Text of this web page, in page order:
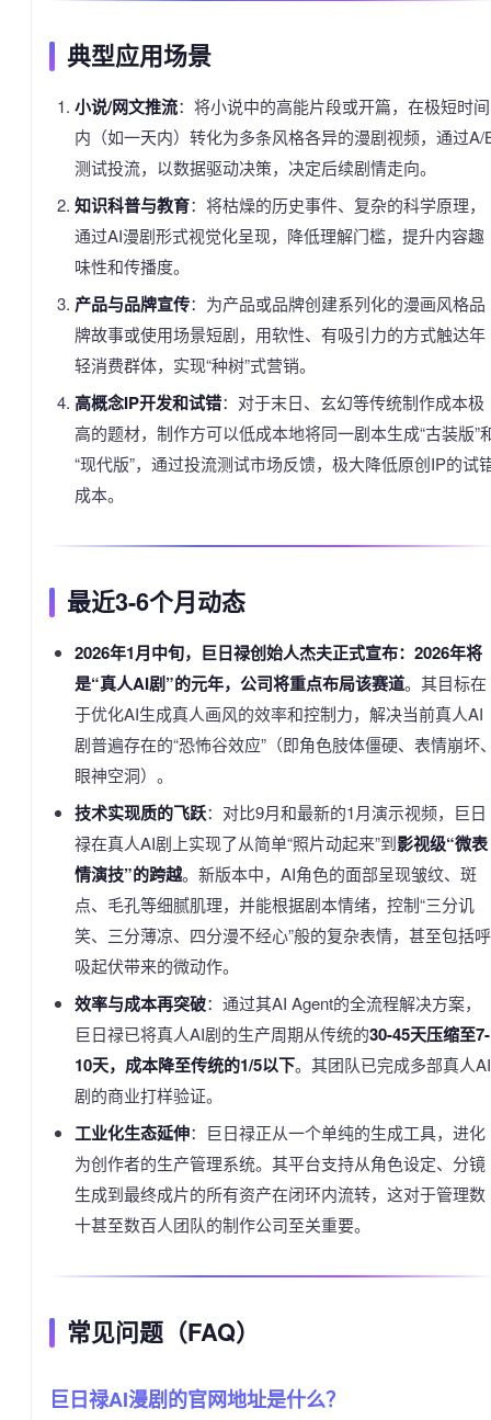
典型应用场景
小说/网文推流：将小说中的高能片段或开篇，在极短时间
内（如一天内）转化为多条风格各异的漫剧视频，通过A/
测试投流，以数据驱动决策，决定后续剧情走向。
知识科普与教育：将枯燥的历史事件、复杂的科学原理，
通过AI漫剧形式视觉化呈现，降低理解门槛，提升内容趣
味性和传播度。
产品与品牌宣传：为产品或品牌创建系列化的漫画风格品
牌故事或使用场景短剧，用软性、有吸引力的方式触达年
轻消费群体，实现“种树”式营销。
高概念IP开发和试错：对于末日、玄幻等传统制作成本极
高的题材，制作方可以低成本地将同一剧本生成“古装版”
“现代版”，通过投流测试市场反馈，极大降低原创IP的试
成本。
最近3-6个月动态
2026年1月中旬，巨日禄创始人杰夫正式宣布：2026年将
是“真人AI剧”的元年，公司将重点布局该赛道。其目标在
于优化AI生成真人画风的效率和控制力，解决当前真人AI
剧普遍存在的“恐怖谷效应”（即角色肢体僵硬、表情崩坏
眼神空洞）。
技术实现质的飞跃：对比9月和最新的1月演示视频，巨日
禄在真人AI剧上实现了从简单“照片动起来”到影视级“微表
情演技”的跨越。新版本中，AI角色的面部呈现皱纹、斑
点、毛孔等细腻肌理，并能根据剧本情绪，控制“三分讥
笑、三分薄凉、四分漫不经心”般的复杂表情，甚至包括呼
吸起伏带来的微动作。
效率与成本再突破：通过其AI Agent的全流程解决方案，
巨日禄已将真人AI剧的生产周期从传统的30-45天压缩至7-
10天，成本降至传统的1/5以下。其团队已完成多部真人AI
剧的商业打样验证。
工业化生态延伸：巨日禄正从一个单纯的生成工具，进化
为创作者的生产管理系统。其平台支持从角色设定、分镜
生成到最终成片的所有资产在闭环内流转，这对于管理数
十甚至数百人团队的制作公司至关重要。
常见问题（FAQ）
巨日禄AI漫剧的官网地址是什么？